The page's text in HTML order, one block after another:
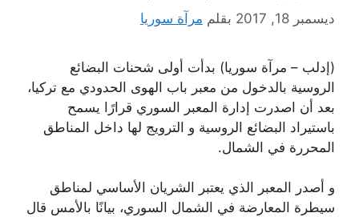
ديسمبر 18, 2017 بقلم مرآة سوريا
(إدلب – مرآة سوريا) بدأت أولى شحنات البضائع
الروسية بالدخول من معبر باب الهوى الحدودي مع تركيا،
بعد أن اصدرت إدارة المعبر السوري قرارًا يسمح
باستيراد البضائع الروسية و الترويج لها داخل المناطق
المحررة في الشمال.
و أصدر المعبر الذي يعتبر الشريان الأساسي لمناطق
سيطرة المعارضة في الشمال السوري، بيانًا بالأمس قال